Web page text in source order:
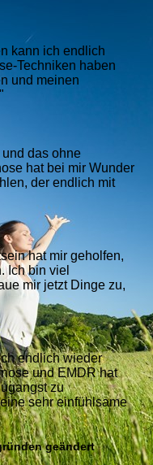
kann ich endlich
Techniken haben
und meinen
das ohne
hat bei mir Wunder
der endlich mit
hat mir geholfen,
Ich bin viel
mir jetzt Dinge zu,
endlich wieder
und EMDR hat
zu
sehr einfühlsame
geändert